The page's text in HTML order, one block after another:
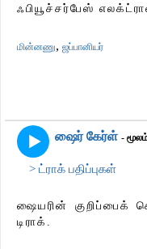
ஃபியூச்சர்பேஸ்
மின்னணு, ஜப்பானியர்
ஷைர் கேர்ள் -
> ட்ராக் பதிப்புகள்
ஷையரின் குறிப்பைக்
டிராக்.